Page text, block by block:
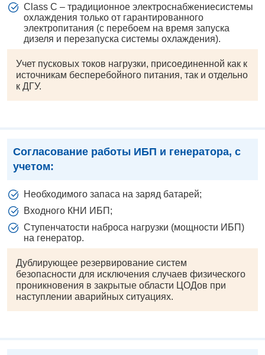
Class C – традиционное электроснабжениесистемы
охлаждения только от гарантированного
электропитания (с перебоем на время запуска
дизеля и перезапуска системы охлаждения).
Учет пусковых токов нагрузки, присоединенной как к
источникам бесперебойного питания, так и отдельно
к ДГУ.
Согласование работы ИБП и генератора, с
учетом:
Необходимого запаса на заряд батарей;
Входного КНИ ИБП;
Ступенчатости наброса нагрузки (мощности ИБП)
на генератор.
Дублирующее резервирование систем
безопасности для исключения случаев физического
проникновения в закрытые области ЦОДов при
наступлении аварийных ситуациях.